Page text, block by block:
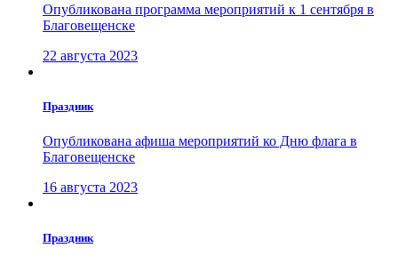
Опубликована программа мероприятий к 1 сентября в
Благовещенске
22 августа 2023
Праздник
Опубликована афиша мероприятий ко Дню флага в
Благовещенске
16 августа 2023
Праздник